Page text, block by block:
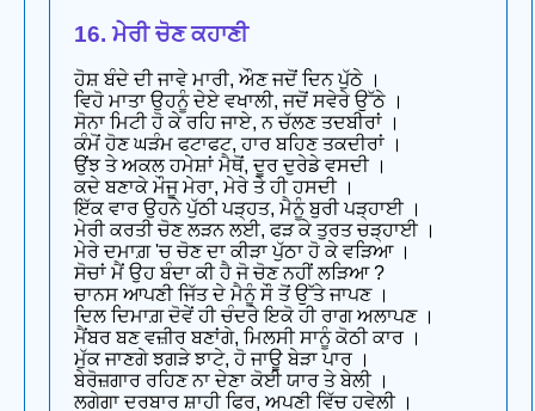
16. ਮੇਰੀ ਚੋਣ ਕਹਾਣੀ
ਹੋਸ਼ ਬੰਦੇ ਦੀ ਜਾਵੇ ਮਾਰੀ, ਔਣ ਜਦੋਂ ਦਿਨ ਪੁੱਠੇ ।
ਵਿਹੋ ਮਾਤਾ ਉਹਨੂੰ ਦੇਏ ਵਖਾਲੀ, ਜਦੋਂ ਸਵੇਰੇ ਉੱਠੇ ।
ਸੋਨਾ ਮਿਟੀ ਹੋ ਕੇ ਰਹਿ ਜਾਏ, ਨ ਚੱਲਣ ਤਦਬੀਰਾਂ ।
ਕੰਮੋਂ ਹੋਣ ਘੜੰਮ ਫਟਾਫਟ, ਹਾਰ ਬਹਿਣ ਤਕਦੀਰਾਂ ।
ਉਂਝ ਤੇ ਅਕਲ ਹਮੇਸ਼ਾਂ ਮੈਥੋਂ, ਦੂਰ ਦੁਰੇਡੇ ਵਸਦੀ ।
ਕਦੇ ਬਣਾਕੇ ਮੌਜੂ ਮੇਰਾ, ਮੇਰੇ ਤੇ ਹੀ ਹਸਦੀ ।
ਇੱਕ ਵਾਰ ਉਹਨੇ ਪੁੱਠੀ ਪੜ੍ਹਤ, ਮੈਨੂੰ ਬੁਰੀ ਪੜ੍ਹਾਈ ।
ਮੇਰੀ ਕਰਤੀ ਚੋਣ ਲੜਨ ਲਈ, ਫੜ ਕੇ ਤੁਰਤ ਚੜ੍ਹਾਈ ।
ਮੇਰੇ ਦਮਾਗ਼ 'ਚ ਚੋਣ ਦਾ ਕੀੜਾ ਪੁੱਠਾ ਹੋ ਕੇ ਵੜਿਆ ।
ਸੋਚਾਂ ਮੈਂ ਉਹ ਬੰਦਾ ਕੀ ਹੈ ਜੋ ਚੋਣ ਨਹੀਂ ਲੜਿਆ ?
ਚਾਨਸ ਆਪਣੀ ਜਿੱਤ ਦੇ ਮੈਨੂੰ ਸੌ ਤੋਂ ਉੱਤੇ ਜਾਪਣ ।
ਦਿਲ ਦਿਮਾਗ਼ ਦੋਵੇਂ ਹੀ ਚੰਦਰੇ ਇਕੋ ਹੀ ਰਾਗ ਅਲਾਪਣ ।
ਮੈਂਬਰ ਬਣ ਵਜ਼ੀਰ ਬਣਾਂਗੇ, ਮਿਲਸੀ ਸਾਨੂੰ ਕੋਠੀ ਕਾਰ ।
ਮੁੱਕ ਜਾਣਗੇ ਝਗੜੇ ਝਾਟੇ, ਹੋ ਜਾਊ ਬੇੜਾ ਪਾਰ ।
ਬੇਰੋਜ਼ਗਾਰ ਰਹਿਣ ਨਾ ਦੇਣਾ ਕੋਈ ਯਾਰ ਤੇ ਬੇਲੀ ।
ਲਗੇਗਾ ਦਰਬਾਰ ਸ਼ਾਹੀ ਫਿਰ, ਅਪਣੀ ਵਿੱਚ ਹਵੇਲੀ ।